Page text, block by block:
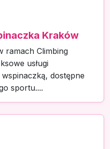
Kraków
ramach Climbing
usługi
dostępne
sportu....